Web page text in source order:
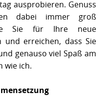
ausprobieren. Genuss
dabei immer groß
Sie für Ihre neue
und erreichen, dass Sie
genauso viel Spaß am
wie ich.